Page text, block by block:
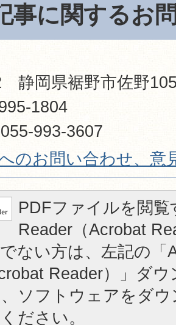
事に関するお
静岡県裾野市佐野
1804
993-3607
のお問い合わせ、意
PDFファイルを閲
Reader（Acrobat
ない方は、左記の「
Reader）」ダ
ソフトウェアをダ
ださい。